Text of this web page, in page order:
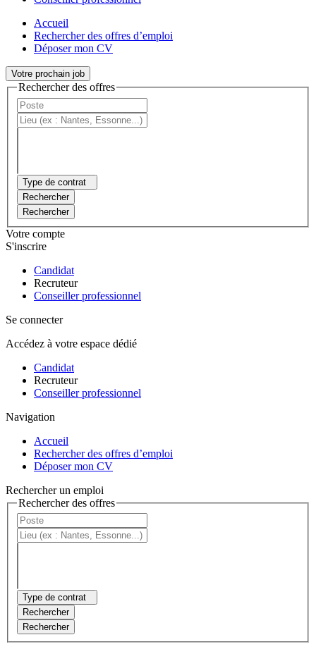
Accueil
Rechercher des offres d’emploi
Déposer mon CV
Votre prochain job
Rechercher des offres
Type de contrat
Rechercher
Rechercher
Votre compte
S'inscrire
Candidat
Recruteur
Conseiller professionnel
Se connecter
Accédez à votre espace dédié
Candidat
Recruteur
Conseiller professionnel
Navigation
Accueil
Rechercher des offres d’emploi
Déposer mon CV
Rechercher un emploi
Rechercher des offres
Type de contrat
Rechercher
Rechercher